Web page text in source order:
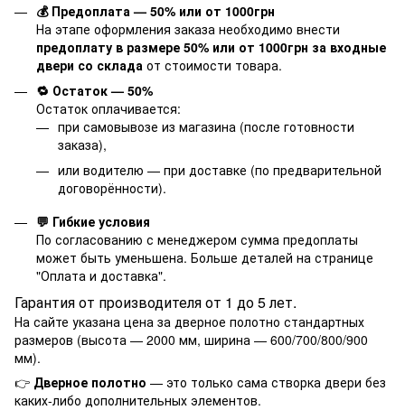
💰 Предоплата — 50% или от 1000грн
На этапе оформления заказа необходимо внести
предоплату в размере 50% или от 1000грн за входные
двери со склада от стоимости товара.
🔁 Остаток — 50%
Остаток оплачивается:
при самовывозе из магазина (после готовности
заказа),
или водителю — при доставке (по предварительной
договорённости).
💬 Гибкие условия
По согласованию с менеджером сумма предоплаты
может быть уменьшена. Больше деталей на странице
"Оплата и доставка".
Гарантия от производителя от 1 до 5 лет.
На сайте указана цена за дверное полотно стандартных
размеров (высота — 2000 мм, ширина — 600/700/800/900
мм).
👉 Дверное полотно — это только сама створка двери без
каких-либо дополнительных элементов.